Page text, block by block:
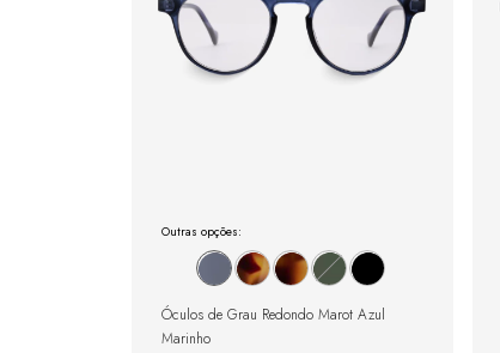
Outras opções:
Óculos de Grau Redondo Marot Azul
Marinho